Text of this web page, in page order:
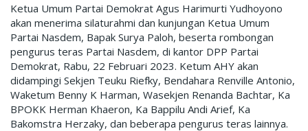
Ketua Umum Partai Demokrat Agus Harimurti Yudhoyono
akan menerima silaturahmi dan kunjungan Ketua Umum
Partai Nasdem, Bapak Surya Paloh, beserta rombongan
pengurus teras Partai Nasdem, di kantor DPP Partai
Demokrat, Rabu, 22 Februari 2023. Ketum AHY akan
didampingi Sekjen Teuku Riefky, Bendahara Renville Antonio,
Waketum Benny K Harman, Wasekjen Renanda Bachtar, Ka
BPOKK Herman Khaeron, Ka Bappilu Andi Arief, Ka
Bakomstra Herzaky, dan beberapa pengurus teras lainnya.